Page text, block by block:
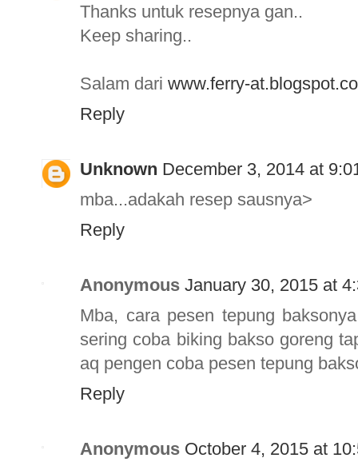
Thanks untuk resepnya gan..
Keep sharing..
Salam dari www.ferry-
Reply
Unknown December 3, 2014 at
mba...adakah resep sausnya>
Reply
Anonymous January 30, 2015 at
Mba, cara pesen tepung
sering coba biking bakso goreng
aq pengen coba pesen tepung
Reply
Anonymous October 4, 2015 at